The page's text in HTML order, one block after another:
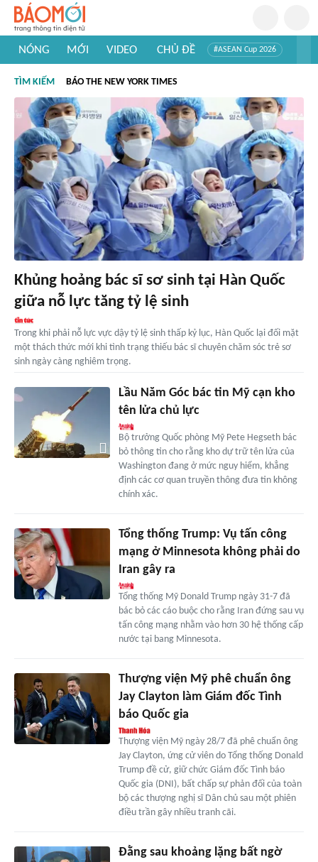
NÓNG MỚI VIDEO CHỦ ĐỀ #ASEAN Cup 2026
#Khám phá thế giới
TÌM KIẾM BÁO THE NEW YORK TIMES
Khủng hoảng bác sĩ sơ sinh tại Hàn Quốc
giữa nỗ lực tăng tỷ lệ sinh
Trong khi phải nỗ lực vực dậy tỷ lệ sinh thấp kỷ lục, Hàn Quốc lại đối mặt
một thách thức mới khi tình trạng thiếu bác sĩ chuyên chăm sóc trẻ sơ
sinh ngày càng nghiêm trọng.
Lầu Năm Góc bác tin Mỹ cạn kho
tên lửa chủ lực
Bộ trưởng Quốc phòng Mỹ Pete Hegseth bác
bỏ thông tin cho rằng kho dự trữ tên lửa của
Washington đang ở mức nguy hiểm, khẳng
định các cơ quan truyền thông đưa tin không
chính xác.
Tổng thống Trump: Vụ tấn công
mạng ở Minnesota không phải do
Iran gây ra
Tổng thống Mỹ Donald Trump ngày 31-7 đã
bác bỏ các cáo buộc cho rằng Iran đứng sau vụ
tấn công mạng nhằm vào hơn 30 hệ thống cấp
nước tại bang Minnesota.
Thượng viện Mỹ phê chuẩn ông
Jay Clayton làm Giám đốc Tình
báo Quốc gia
Thượng viện Mỹ ngày 28/7 đã phê chuẩn ông
Jay Clayton, ứng cử viên do Tổng thống Donald
Trump đề cử, giữ chức Giám đốc Tình báo
Quốc gia (DNI), bất chấp sự phản đối của toàn
bộ các thượng nghị sĩ Dân chủ sau một phiên
điều trần gây nhiều tranh cãi.
Đằng sau khoảng lặng bất ngờ